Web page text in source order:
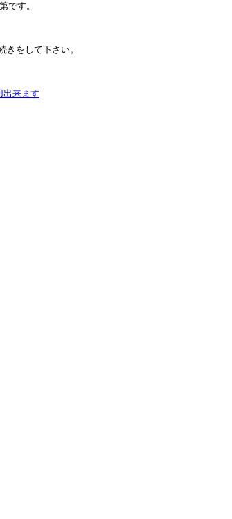
です。
きをして下さい。
来ます